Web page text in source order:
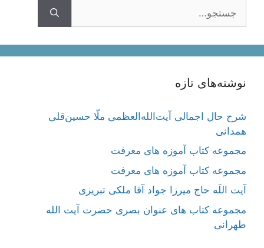
نوشته‌های تازه
شرح حال اجمالی آیت‌الله‌العظمی ملّا حسین‌قلی
همدانی
مجموعه کتاب آموزه های معرفت
مجموعه کتاب آموزه های معرفت
آیت اللَه حاج میرزا جواد آقا ملکی تبریزی
مجموعه کتاب های عنوان بصری حضرت آیت الله
طهرانی